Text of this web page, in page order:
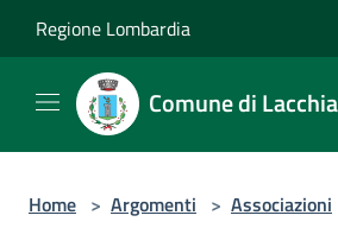
Regione Lombardia
Comune di
Home > Argomenti > Associazioni